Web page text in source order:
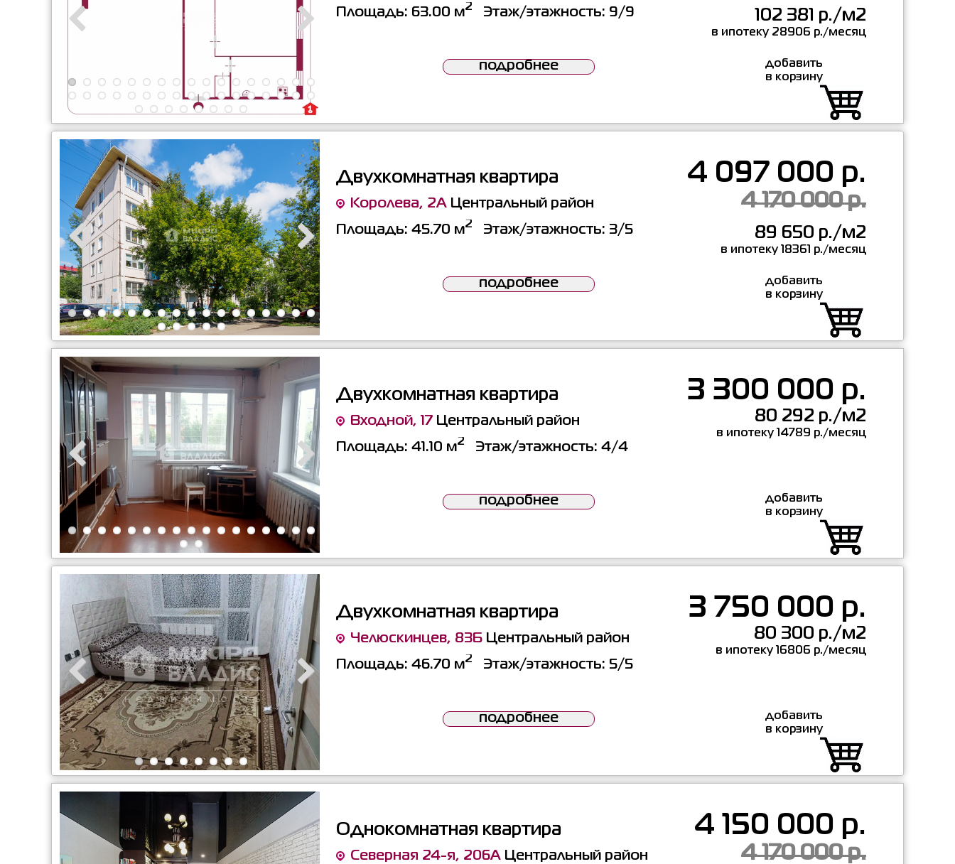
102 381 р./м2
в ипотеку 28906 р./месяц
Площадь: 63.00 м2 Этаж/этажность: 9/9
подробнее
добавить
в корзину
4 097 000 р.
4 170 000 р.
89 650 р./м2
в ипотеку 18361 р./месяц
Двухкомнатная квартира
Королева, 2А Центральный район
Площадь: 45.70 м2 Этаж/этажность: 3/5
подробнее
добавить
в корзину
3 300 000 р.
80 292 р./м2
в ипотеку 14789 р./месяц
Двухкомнатная квартира
Входной, 17 Центральный район
Площадь: 41.10 м2 Этаж/этажность: 4/4
подробнее
добавить
в корзину
3 750 000 р.
80 300 р./м2
в ипотеку 16806 р./месяц
Двухкомнатная квартира
Челюскинцев, 83Б Центральный район
Площадь: 46.70 м2 Этаж/этажность: 5/5
подробнее
добавить
в корзину
4 150 000 р.
4 170 000 р.
Однокомнатная квартира
Северная 24-я, 206А Центральный район